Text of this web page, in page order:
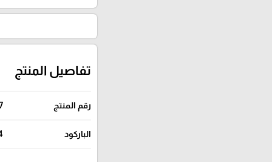
تفاصيل المنتج
رقم المنتج
الباركود